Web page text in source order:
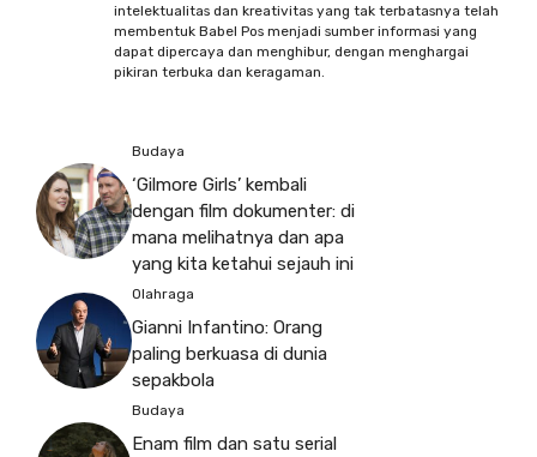
intelektualitas dan kreativitas yang tak terbatasnya telah
membentuk Babel Pos menjadi sumber informasi yang
dapat dipercaya dan menghibur, dengan menghargai
pikiran terbuka dan keragaman.
Budaya
‘Gilmore Girls’ kembali
dengan film dokumenter: di
mana melihatnya dan apa
yang kita ketahui sejauh ini
Olahraga
Gianni Infantino: Orang
paling berkuasa di dunia
sepakbola
Budaya
Enam film dan satu serial